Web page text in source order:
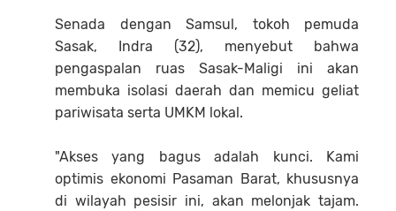
Senada dengan Samsul, tokoh pemuda
Sasak, Indra (32), menyebut bahwa
pengaspalan ruas Sasak-Maligi ini akan
membuka isolasi daerah dan memicu geliat
pariwisata serta UMKM lokal.
"Akses yang bagus adalah kunci. Kami
optimis ekonomi Pasaman Barat, khususnya
di wilayah pesisir ini, akan melonjak tajam.